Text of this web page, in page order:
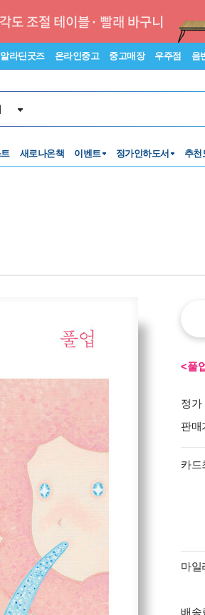
알라딘굿즈 온라인중고 중고매장 우주점 음
새로나온책 이벤트 정가인하도서 추천
<풀
정가
판매
카
마일
배송